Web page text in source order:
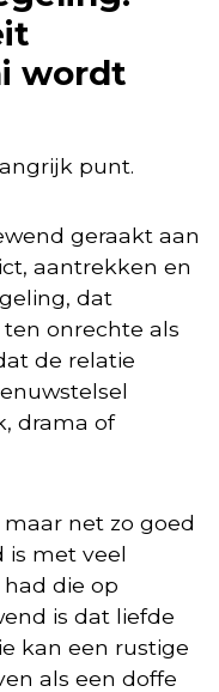
wordt
punt.
geraakt aan
aantrekken en
dat
onrechte als
de relatie
drama of
net zo goed
is met veel
die op
is dat liefde
kan een rustige
als een doffe